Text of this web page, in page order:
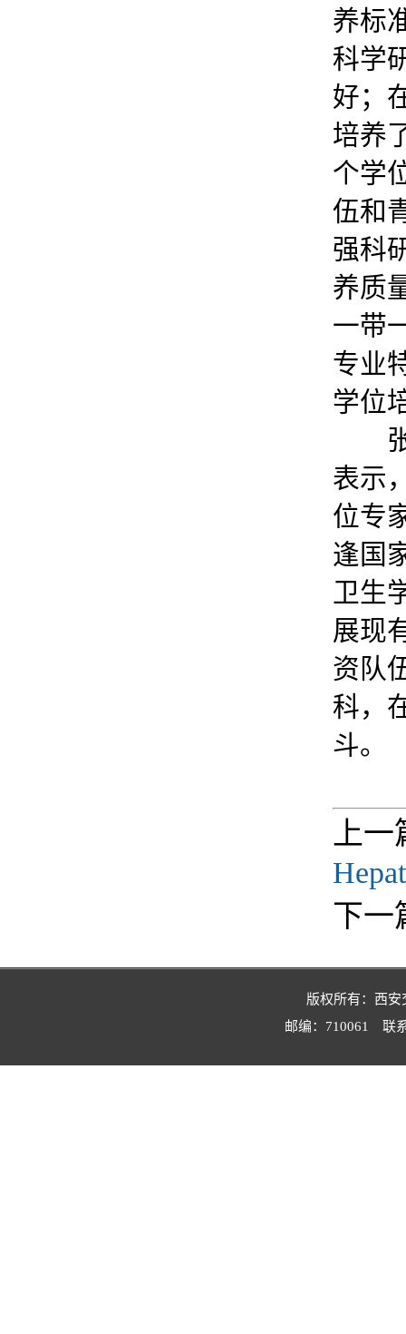
养标
科学
好；
培养
个学
伍和
强科
养质
一带
专业
学位
张
表示
位专
逢国
卫生
展现
资队
科，
斗。
上
下一
版权所有：西安
邮编：710061 联